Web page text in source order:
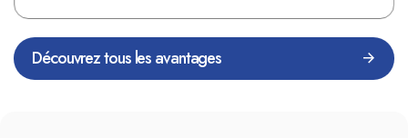
Découvrez tous les avantages